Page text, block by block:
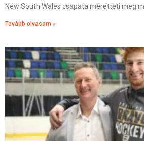
New South Wales csapata méretteti meg
Tovább olvasom »